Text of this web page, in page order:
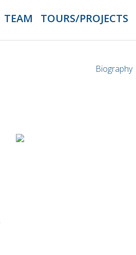
TEAM TOURS/PROJECTS
Biography